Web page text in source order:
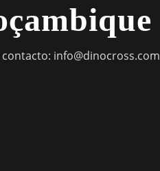
info@dinocross.com